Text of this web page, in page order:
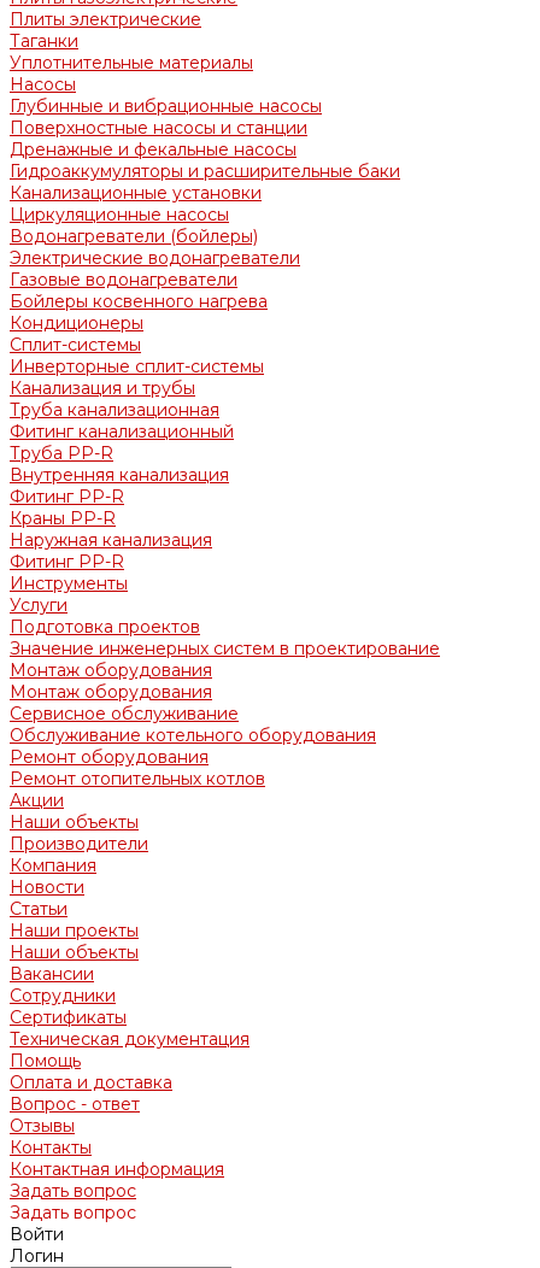
Плиты электрические
Таганки
Уплотнительные материалы
Насосы
Глубинные и вибрационные насосы
Поверхностные насосы и станции
Дренажные и фекальные насосы
Гидроаккумуляторы и расширительные баки
Канализационные установки
Циркуляционные насосы
Водонагреватели (бойлеры)
Электрические водонагреватели
Газовые водонагреватели
Бойлеры косвенного нагрева
Кондиционеры
Сплит-системы
Инверторные сплит-системы
Канализация и трубы
Труба канализационная
Фитинг канализационный
Труба PP-R
Внутренняя канализация
Фитинг PP-R
Краны PP-R
Наружная канализация
Фитинг PP-R
Инструменты
Услуги
Подготовка проектов
Значение инженерных систем в проектирование
Монтаж оборудования
Монтаж оборудования
Сервисное обслуживание
Обслуживание котельного оборудования
Ремонт оборудования
Ремонт отопительных котлов
Акции
Наши объекты
Производители
Компания
Новости
Статьи
Наши проекты
Наши объекты
Вакансии
Сотрудники
Сертификаты
Техническая документация
Помощь
Оплата и доставка
Вопрос - ответ
Отзывы
Контакты
Контактная информация
Задать вопрос
Задать вопрос
Войти
Логин